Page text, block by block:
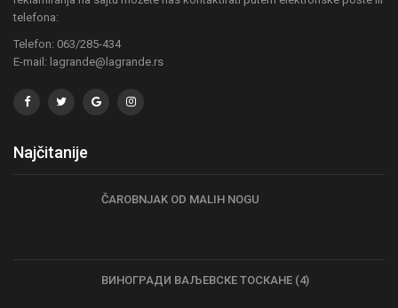
telefona:
Telefon: 063/285-434
E-mail: lagrande@lagrande.rs
Najčitanije
ČAROBNJAK OD MALIH NOGU
ВИНОГРАДИ ВАЉЕВСКЕ ТОСКАНЕ (4)